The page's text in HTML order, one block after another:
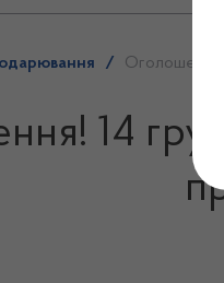
/ Оголошення!
14